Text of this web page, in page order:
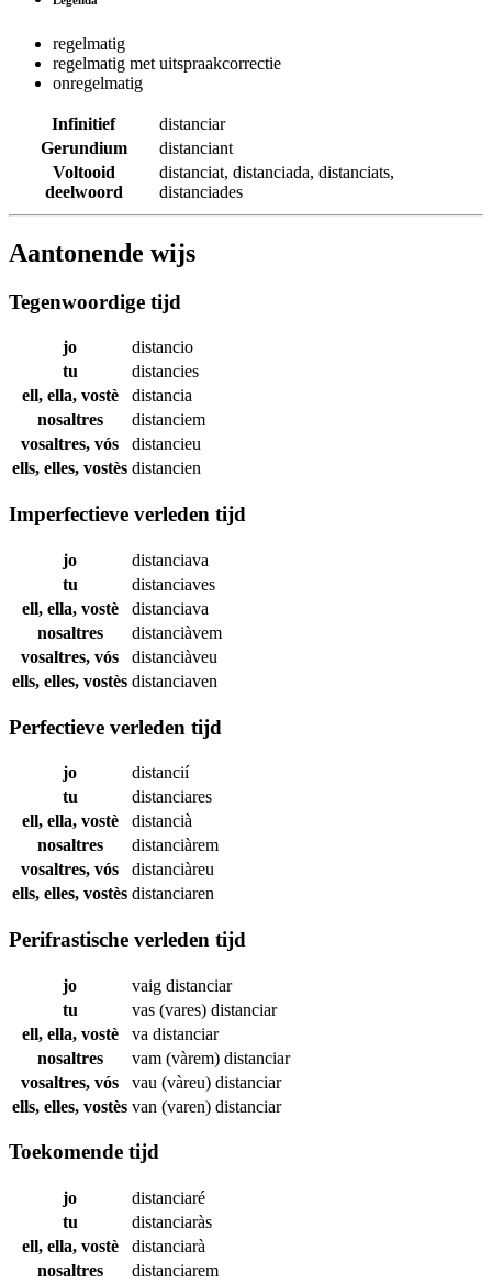
regelmatig
regelmatig met uitspraakcorrectie
onregelmatig
Infinitief
distanciar
Gerundium
distanciant
Voltooid
deelwoord
distanciat, distanciada, distanciats,
distanciades
Aantonende wijs
Tegenwoordige tijd
jo
distancio
tu
distancies
ell, ella, vostè
distancia
nosaltres
distanciem
vosaltres, vós
distancieu
ells, elles, vostès distancien
Imperfectieve verleden tijd
jo
distanciava
tu
distanciaves
ell, ella, vostè
distanciava
nosaltres
distanciàvem
vosaltres, vós
distanciàveu
ells, elles, vostès distanciaven
Perfectieve verleden tijd
jo
distancií
tu
distanciares
ell, ella, vostè
distancià
nosaltres
distanciàrem
vosaltres, vós
distanciàreu
ells, elles, vostès distanciaren
Perifrastische verleden tijd
jo vaig distanciar
tu
vas (vares) distanciar
ell, ella, vostè
va distanciar
nosaltres
vam (vàrem) distanciar
vosaltres, vós
vau (vàreu) distanciar
ells, elles, vostès van (varen) distanciar
Toekomende tijd
jo
distanciaré
tu
distanciaràs
ell, ella, vostè
distanciarà
nosaltres
distanciarem